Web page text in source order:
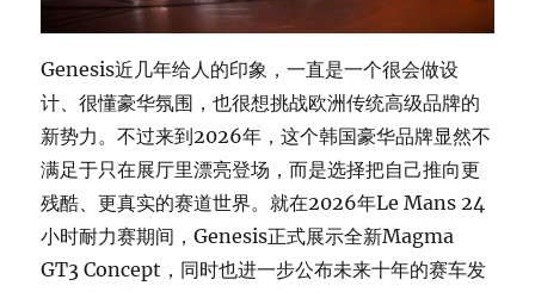
Genesis近几年给人的印象，一直是一个很会做设
计、很懂豪华氛围，也很想挑战欧洲传统高级品牌的
新势力。不过来到2026年，这个韩国豪华品牌显然不
满足于只在展厅里漂亮登场，而是选择把自己推向更
残酷、更真实的赛道世界。就在2026年Le Mans 24
小时耐力赛期间，Genesis正式展示全新Magma
GT3 Concept，同时也进一步公布未来十年的赛车发